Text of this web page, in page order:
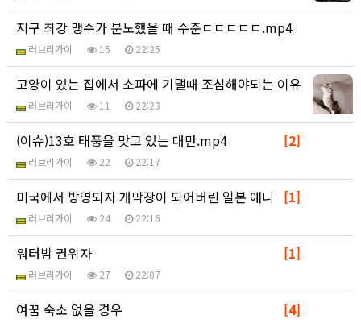
지구 최강 맹수가 분노했을 때 수준ㄷㄷㄷㄷㄷ.mp4
러브리가이 15 22:25
고양이 있는 집에서 소파에 기댈때 조심해야되는 이유
러브리가이 11 22:23
[2]
(이슈)13호 태풍을 맞고 있는 대만.mp4
러브리가이 22 22:17
[1]
미국에서 방영되자 개막장이 되어버린 일본 애니
러브리가이 24 22:16
[1]
워터밤 권위자
러브리가이 27 22:07
[4]
여꿈 숙소 없을 경우